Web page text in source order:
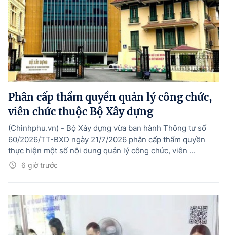
Phân cấp thẩm quyền quản lý công chức,
viên chức thuộc Bộ Xây dựng
6 giờ trước
(Chinhphu.vn) - Bộ Xây dựng vừa ban hành Thông tư số
60/2026/TT-BXD ngày 21/7/2026 phân cấp thẩm quyền
thực hiện một số nội dung quản lý công chức, viên ...